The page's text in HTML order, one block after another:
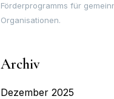
Förderprogramms für
Organisationen.
Archiv
Dezember 2025